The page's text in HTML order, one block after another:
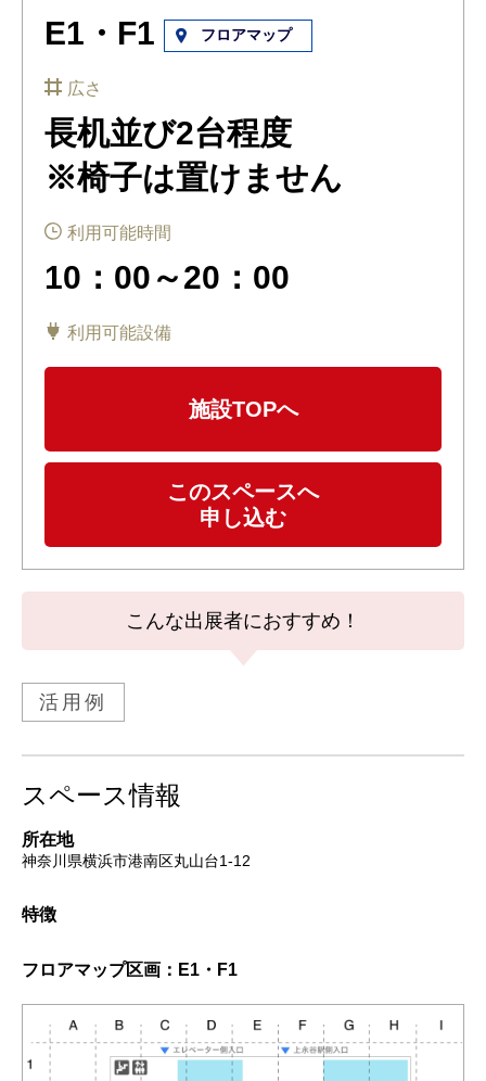
E1・F1 フロアマップ
広さ
長机並び2台程度
※椅子は置けません
利用可能時間
10：00～20：00
利用可能設備
施設TOPへ
このスペースへ
申し込む
こんな出展者におすすめ！
活用例
スペース情報
所在地
神奈川県横浜市港南区丸山台1-12
特徴
フロアマップ区画：E1・F1